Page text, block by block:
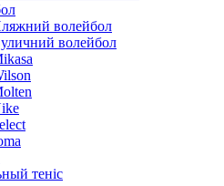
волейбол
волейбол
теніс